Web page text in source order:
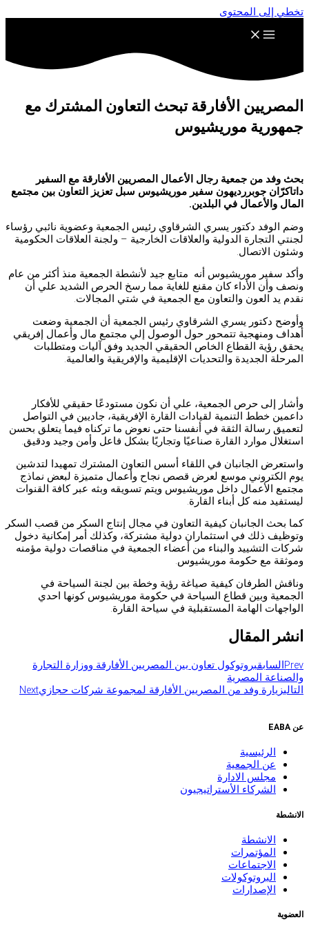
تخطي إلى المحتوى
المصريين الأفارقة تبحث التعاون المشترك مع
جمهورية موريشيوس
بحث وفد من جمعية رجال الأعمال المصريين الأفارقة مع السفير
داتاكرّان جوبررديهون سفير موريشيوس سبل تعزيز التعاون بين مجتمع
المال والأعمال في البلدين.
وضم الوفد دكتور يسري الشرقاوي رئيس الجمعية وعضوية نائبي رؤساء
لجنتي التجارة الدولية والعلاقات الخارجية – ولجنة العلاقات الحكومية
وشئون الاتصال.
وأكد سفير موريشيوس أنه متابع جيد لأنشطة الجمعية منذ أكثر من عام
ونصف وأن الأداء كان مقنع للغاية مما رسخ الحرص الشديد علي أن
نقدم يد العون والتعاون مع الجمعية في شتي المجالات.
وأوضح دكتور يسري الشرقاوي رئيس الجمعية أن الجمعية وضعت
أهداف ومنهجية تتمحور حول الوصول إلي مجتمع مال وأعمال إفريقي
يحقق رؤية القطاع الخاص الحقيقي الجديد وفق آليات ومتطلبات
المرحلة الجديدة والتحديات الإقليمية والإفريقية والعالمية.
وأشار إلى حرص الجمعية، علي أن نكون مستودعًا حقيقي للأفكار
داعمين خطط التنمية لقيادات القارة الإفريقية، جاديين في التواصل
لتعميق رسالة الثقة في أنفسنا حتى نعوض ما تركناه فيما يتعلق بحسن
استغلال موارد القارة صناعيًا وتجاريًا بشكل فاعل وأمن وجيد ودقيق.
واستعرض الجانبان في اللقاء أسس التعاون المشترك تمهيدا لتدشين
يوم الكتروني موسع لعرض قصص نجاح وأعمال متميزة لبعض نماذج
مجتمع الأعمال داخل موريشيوس ويتم تسويقه وبثه عبر كافة القنوات
ليستفيد منه كل أبناء القارة.
كما بحث الجانبان كيفية التعاون في مجال إنتاج السكر من قصب السكر
وتوظيف ذلك في استثماران دولية مشتركة، وكذلك أمر إمكانية دخول
شركات التشييد والبناء من أعضاء الجمعية في مناقصات دولية مؤمنه
وموثقة مع حكومة موريشيوس.
وناقش الطرفان كيفية صياغة رؤية وخطة بين لجنة السياحة في
الجمعية وبين قطاع السياحة في حكومة موريشيوس كونها احدي
الواجهات الهامة المستقبلية في سياحة القارة.
انشر المقال
Prevالسابقبروتوكول تعاون بين المصريين الأفارقة ووزارة التجارة
والصناعة المصرية
التاليزيارة وفد من المصريين الأفارقة لمجموعة شركات حجازيNext
عن EABA
الرئيسية
عن الجمعية
مجلس الادارة
الشركاء الأستراتيجيون
الانشطة
الانشطة
المؤتمرات
الاجتماعات
البروتوكولات
الإصدارات
العضوية